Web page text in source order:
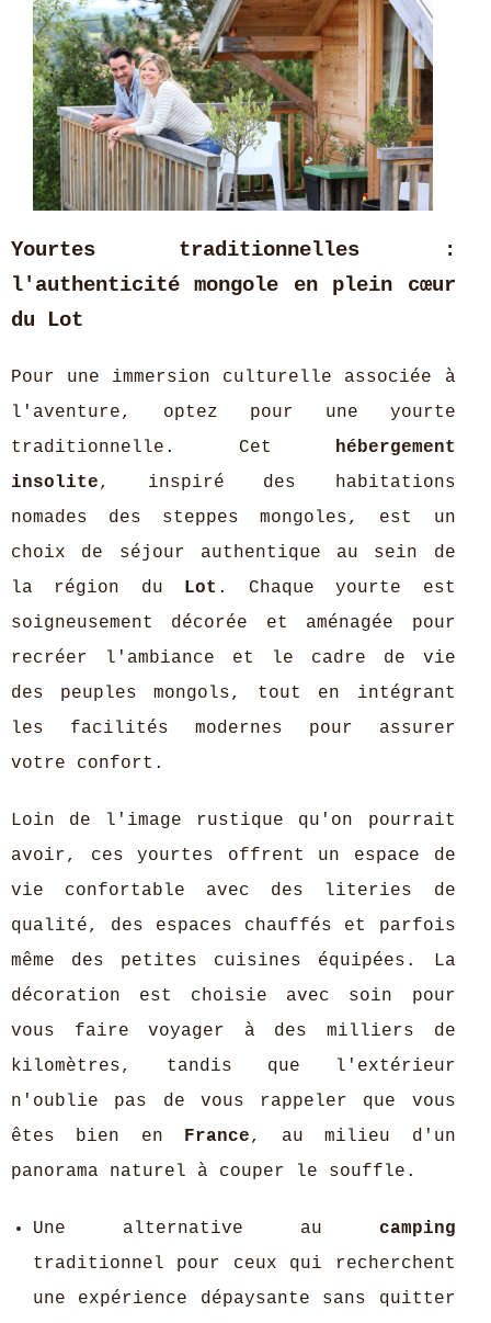
Yourtes traditionnelles :
l'authenticité mongole en plein cœur
du Lot
Pour une immersion culturelle associée à
l'aventure, optez pour une yourte
traditionnelle. Cet hébergement
insolite, inspiré des habitations
nomades des steppes mongoles, est un
choix de séjour authentique au sein de
la région du Lot . Chaque yourte est
soigneusement décorée et aménagée pour
recréer l'ambiance et le cadre de vie
des peuples mongols, tout en intégrant
les facilités modernes pour assurer
votre confort.
Loin de l'image rustique qu'on pourrait
avoir, ces yourtes offrent un espace de
vie confortable avec des literies de
qualité, des espaces chauffés et parfois
même des petites cuisines équipées. La
décoration est choisie avec soin pour
vous faire voyager à des milliers de
kilomètres, tandis que l'extérieur
n'oublie pas de vous rappeler que vous
êtes bien en France, au milieu d'un
panorama naturel à couper le souffle.
Une alternative au camping
traditionnel pour ceux qui recherchent
une expérience dépaysante sans quitter